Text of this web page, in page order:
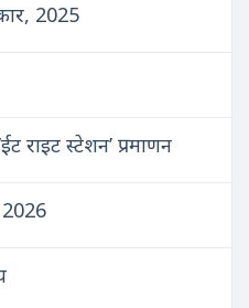
2025
राइट स्टेशन’ प्रमाणन
2026